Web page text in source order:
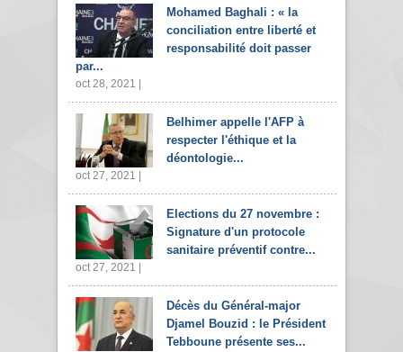
Mohamed Baghali : « la
conciliation entre liberté et
responsabilité doit passer
par...
oct 28, 2021 |
Belhimer appelle l'AFP à
respecter l'éthique et la
déontologie...
oct 27, 2021 |
Elections du 27 novembre :
Signature d'un protocole
sanitaire préventif contre...
oct 27, 2021 |
Décès du Général-major
Djamel Bouzid : le Président
Tebboune présente ses...